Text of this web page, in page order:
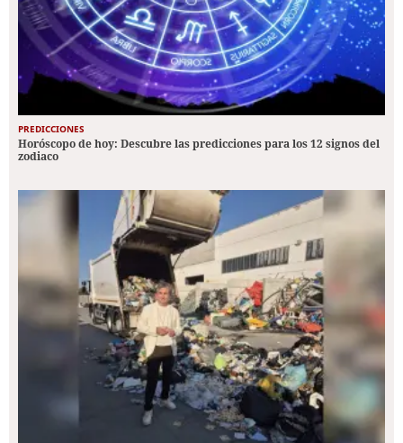
PREDICCIONES
Horóscopo de hoy: Descubre las predicciones para los 12 signos del
zodiaco